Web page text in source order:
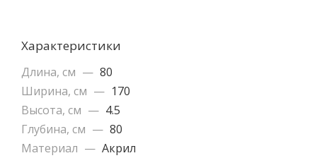
Характеристики
Длина, см — 80
Ширина, см — 170
Высота, см — 4.5
Глубина, см — 80
Материал — Акрил